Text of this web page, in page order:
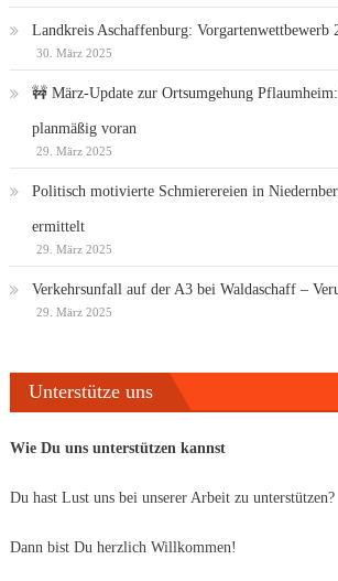
Landkreis Aschaffenburg: Vorgartenwettbewerb
30. März 2025
🚧 März-Update zur Ortsumgehung
planmäßig voran
29. März 2025
Politisch motivierte Schmierereien in
ermittelt
29. März 2025
Verkehrsunfall auf der A3 bei Waldaschaff –
29. März 2025
Unterstütze uns
Wie Du uns unterstützen kannst
Du hast Lust uns bei unserer Arbeit zu unterstützen?
Dann bist Du herzlich Willkommen!